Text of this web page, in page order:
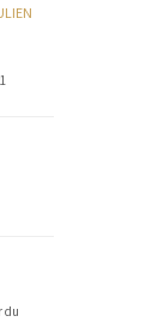
du